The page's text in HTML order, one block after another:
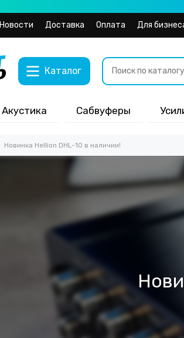
Новости Доставка Оплата Для
Каталог
Акустика Сабвуферы
Новинка Hellion DHL-10 в наличии!